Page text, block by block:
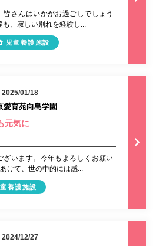
さんはいかがお過ごしでしょう
、寂しい別れを経験し...
児童養護施設
2025/01/18
愛育苑向島学園
元気に
ざいます。今年もよろしくお願い
けて、世の中的には感...
童養護施設
2024/12/27